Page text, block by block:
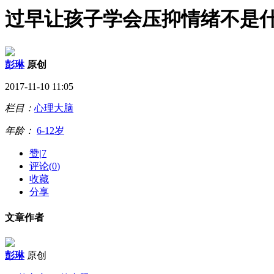
过早让孩子学会压抑情绪不是
彭琳 原创
2017-11-10 11:05
栏目： 心理大脑
年龄： 6-12岁
赞|7
评论(0)
收藏
分享
文章作者
彭琳 原创